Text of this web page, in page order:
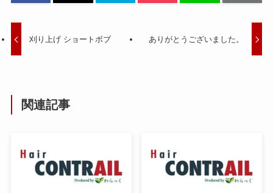
刈り上げ ショートボブ ありがとうございました。
関連記事